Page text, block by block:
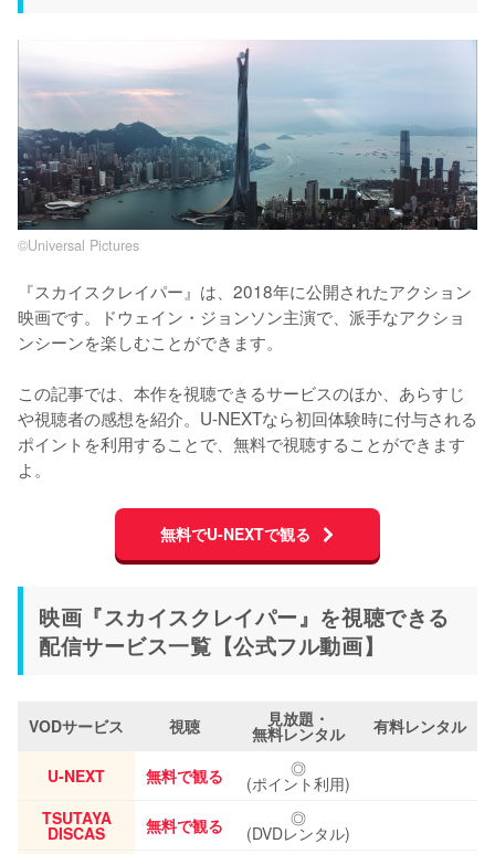
©︎Universal Pictures
『スカイスクレイパー』は、2018年に公開されたアクション
映画です。ドウェイン・ジョンソン主演で、派手なアクショ
ンシーンを楽しむことができます。
この記事では、本作を視聴できるサービスのほか、あらすじ
や視聴者の感想を紹介。U-NEXTなら初回体験時に付与される
ポイントを利用することで、無料で視聴することができます
よ。
無料でU-NEXTで観る
映画『スカイスクレイパー』を視聴できる
配信サービス一覧【公式フル動画】
VODサービス 視聴 見放題・
無料レンタル 有料レンタル
U-NEXT 無料で観る ◎
(ポイント利用)
TSUTAYA
DISCAS 無料で観る ◎
(DVDレンタル)